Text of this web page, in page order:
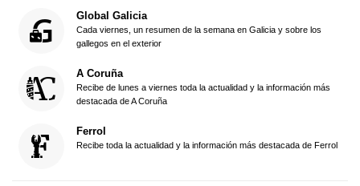
Global Galicia
Cada viernes, un resumen de la semana en Galicia y sobre los
gallegos en el exterior
A Coruña
Recibe de lunes a viernes toda la actualidad y la información más
destacada de A Coruña
Ferrol
Recibe toda la actualidad y la información más destacada de Ferrol